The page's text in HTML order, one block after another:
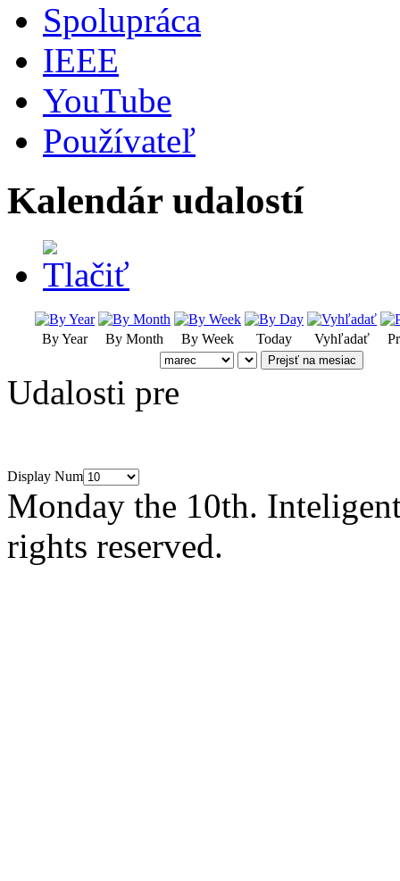
Spolupráca
IEEE
YouTube
Používateľ
Kalendár udalostí
By Year By Month By Week Today Vyhľadať
Prejsť na mesiac
Udalosti pre
Display Num
Monday the 10th.
rights reserved.